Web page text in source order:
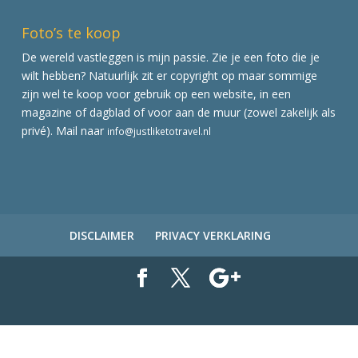
Foto’s te koop
De wereld vastleggen is mijn passie. Zie je een foto die je
wilt hebben? Natuurlijk zit er copyright op maar sommige
zijn wel te koop voor gebruik op een website, in een
magazine of dagblad of voor aan de muur (zowel zakelijk als
privé). Mail naar info@justliketotravel.nl
DISCLAIMER PRIVACY VERKLARING